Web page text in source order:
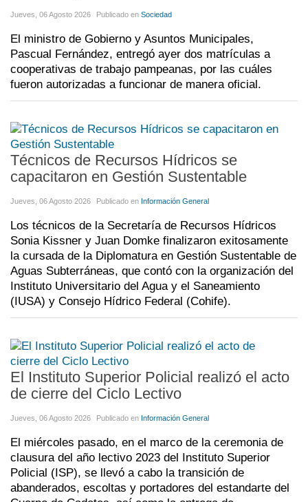
Jueves, 06 Agosto 2026 Publicado en Sociedad
El ministro de Gobierno y Asuntos Municipales,
Pascual Fernández, entregó ayer dos matrículas a
cooperativas de trabajo pampeanas, por las cuáles
fueron autorizadas a funcionar de manera oficial.
Técnicos de Recursos Hídricos se
capacitaron en Gestión Sustentable
Jueves, 06 Agosto 2026 Publicado en Información General
Los técnicos de la Secretaría de Recursos Hídricos
Sonia Kissner y Juan Domke finalizaron exitosamente
la cursada de la Diplomatura en Gestión Sustentable de
Aguas Subterráneas, que contó con la organización del
Instituto Universitario del Agua y el Saneamiento
(IUSA) y Consejo Hídrico Federal (Cohife).
El Instituto Superior Policial realizó el acto
de cierre del Ciclo Lectivo
Jueves, 06 Agosto 2026 Publicado en Información General
El miércoles pasado, en el marco de la ceremonia de
clausura del año lectivo 2023 del Instituto Superior
Policial (ISP), se llevó a cabo la transición de
abanderados, escoltas y portadores del estandarte del